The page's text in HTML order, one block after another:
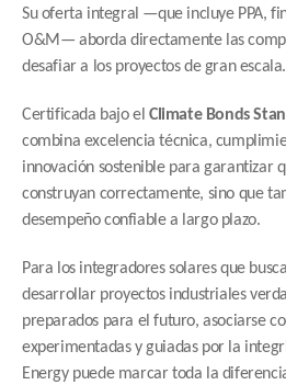
Su oferta integral —que incluye PPA,
O&M— aborda directamente las
desafiar a los proyectos de gran escala.
Certificada bajo el Climate Bonds
combina excelencia técnica,
innovación sostenible para garantizar
construyan correctamente, sino que
desempeño confiable a largo plazo.
Para los integradores solares que
desarrollar proyectos industriales
preparados para el futuro, asociarse
experimentadas y guiadas por la
Energy puede marcar toda la